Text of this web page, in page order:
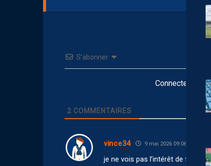
S’abonner
Connectez-
2 COMMENTAIRES
vince34 9 mai 2026 09:06
je ne vois pas l’intérêt de faire